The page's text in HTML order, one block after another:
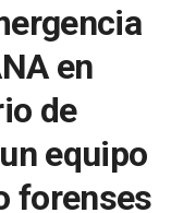
en
de
equipo
forenses